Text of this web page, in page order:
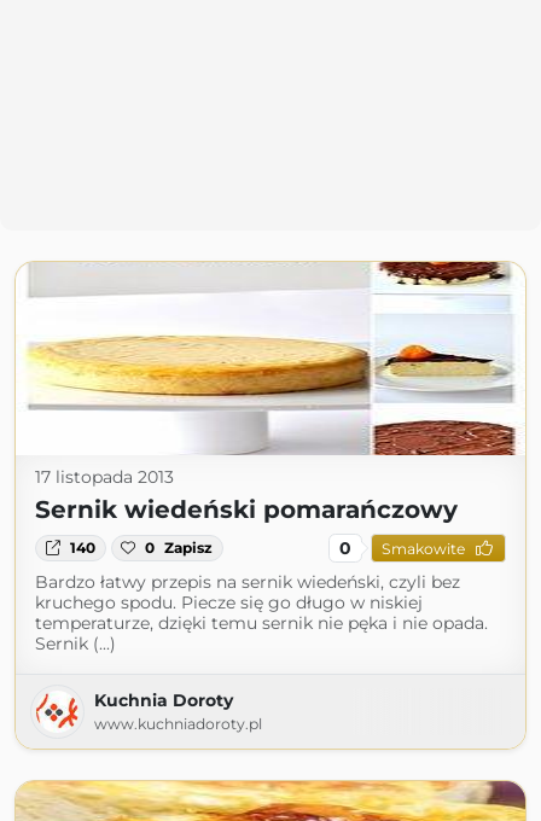
17 listopada 2013
Sernik wiedeński pomarańczowy
140 0 Zapisz 0 Smakowite
Bardzo łatwy przepis na sernik wiedeński, czyli bez
kruchego spodu. Piecze się go długo w niskiej
temperaturze, dzięki temu sernik nie pęka i nie opada.
Sernik (...)
Kuchnia Doroty
www.kuchniadoroty.pl